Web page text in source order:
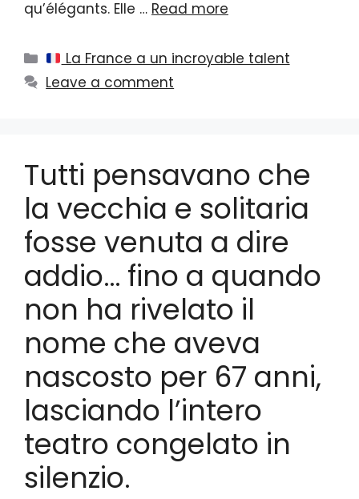
qu’élégants. Elle … Read more
Categories
La France a un incroyable talent
Leave a comment
Tutti pensavano che
la vecchia e solitaria
fosse venuta a dire
addio… fino a quando
non ha rivelato il
nome che aveva
nascosto per 67 anni,
lasciando l’intero
teatro congelato in
silenzio.